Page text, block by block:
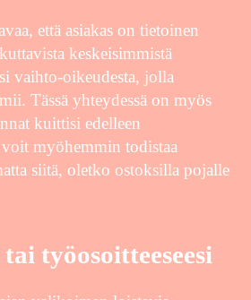
että asiakas on tietoinen
keskeisimmistä
vaihto-oikeudesta, jolla
Tässä yhteydessä on myös
kuittisi edelleen
myöhemmin todistaa
siitä, oletko ostoksilla pojalle
työosoitteeseesi